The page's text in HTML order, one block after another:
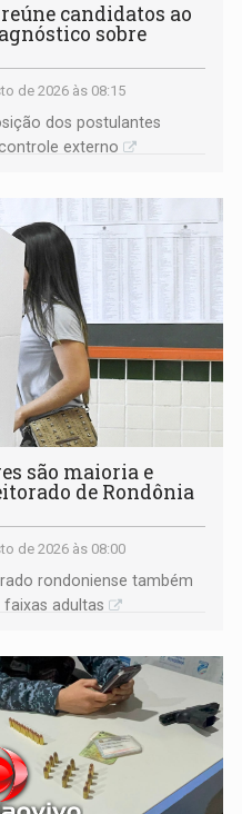
reúne candidatos ao
sobre
de 2026 às 08:15
dos postulantes
externo
são maioria e
de Rondônia
de 2026 às 08:00
rondoniense também
adultas